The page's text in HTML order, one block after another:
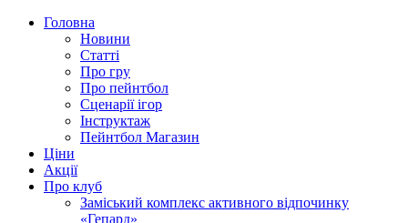
Головна
Новини
Статті
Про гру
Про пейнтбол
Сценарії ігор
Інструктаж
Пейнтбол Магазин
Ціни
Акції
Про клуб
Заміський комплекс активного відпочинку
«Гепард»